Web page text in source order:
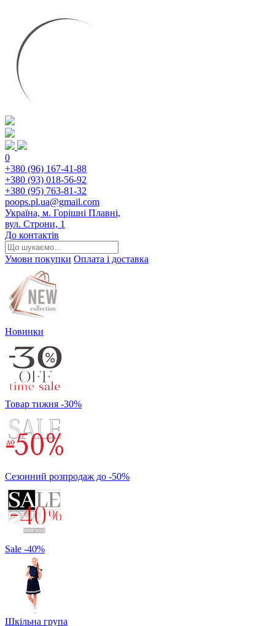
0
+380 (96) 167-41-88
+380 (93) 018-56-92
+380 (95) 763-81-32
poops.pl.ua@gmail.com
Україна, м. Горішні Плавні,
вул. Строни, 1
До контактів
Умови покупки Оплата і доставка
Новинки
Товар тижня -30%
Сезонний розпродаж до -50%
Sale -40%
Шкільна група